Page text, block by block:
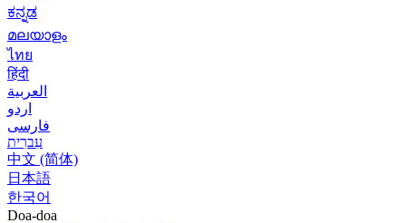
ಕನ್ನಡ
മലയാളം
ไทย
हिंदी
العربية
اردو
فارسی
עִברִית
中文 (简体)
日本語
한국어
Doa-doa